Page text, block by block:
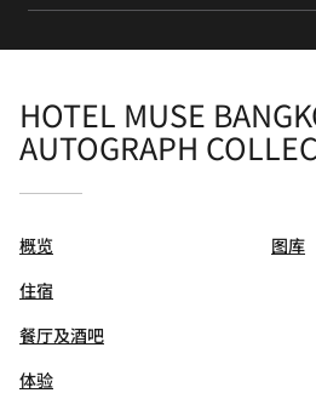
HOTEL MUSE
AUTOGRAPH
概览
住宿
餐厅及酒吧
体验
图库